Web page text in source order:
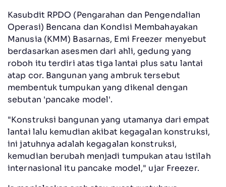
Kasubdit RPDO (Pengarahan dan Pengendalian
Operasi) Bencana dan Kondisi Membahayakan
Manusia (KMM) Basarnas, Emi Freezer menyebut
berdasarkan asesmen dari ahli, gedung yang
roboh itu terdiri atas tiga lantai plus satu lantai
atap cor. Bangunan yang ambruk tersebut
membentuk tumpukan yang dikenal dengan
sebutan 'pancake model'.
"Konstruksi bangunan yang utamanya dari empat
lantai lalu kemudian akibat kegagalan konstruksi,
ini jatuhnya adalah kegagalan konstruksi,
kemudian berubah menjadi tumpukan atau istilah
internasional itu pancake model," ujar Freezer.